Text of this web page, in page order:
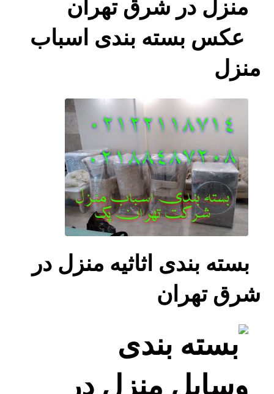
عکس بسته بندی اسباب
منزل
بسته بندی اثاثیه منزل در
شرق تهران